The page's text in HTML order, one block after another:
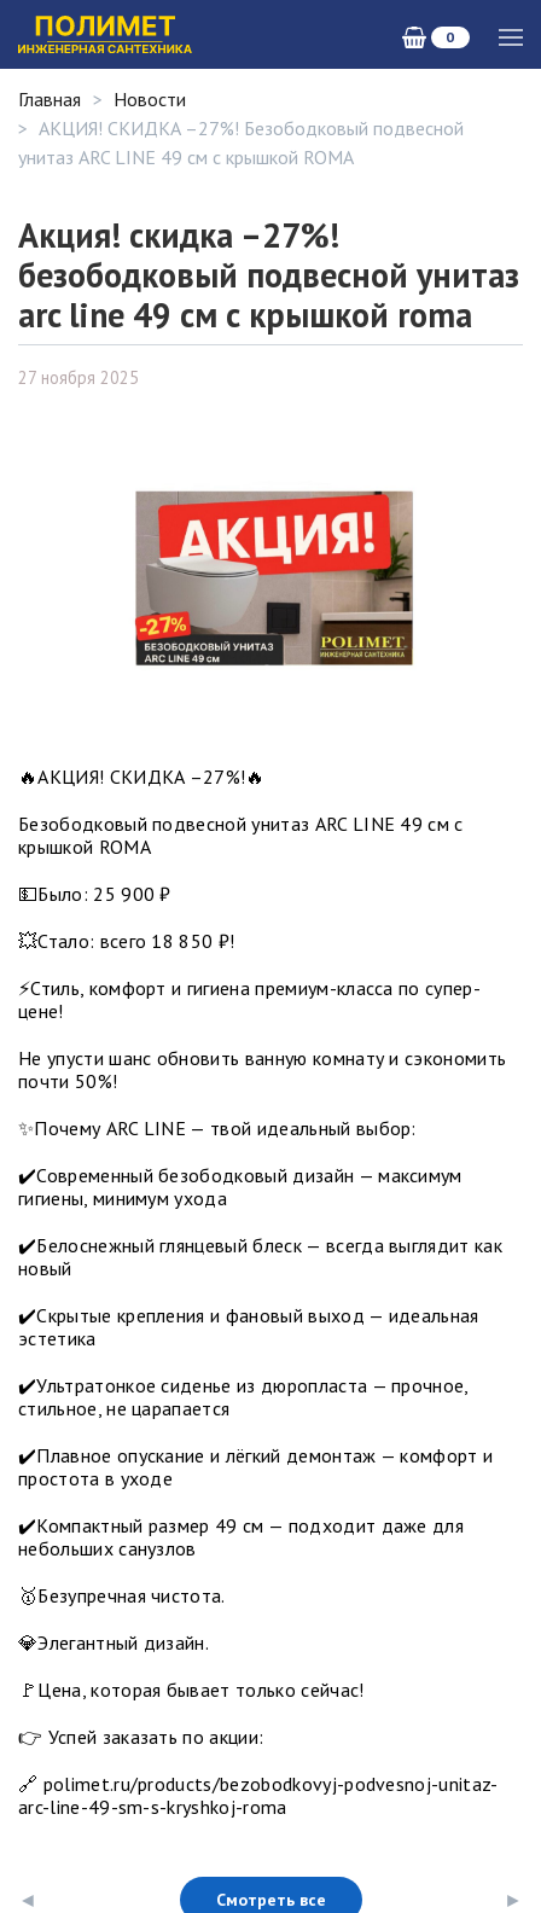
0
Главная
Новости
АКЦИЯ! СКИДКА –27%! Безободковый подвесной
унитаз ARC LINE 49 см с крышкой ROMA
Акция! скидка –27%!
безободковый подвесной унитаз
arc line 49 см с крышкой roma
27 ноября 2025
🔥АКЦИЯ! СКИДКА –27%!🔥
Безободковый подвесной унитаз ARC LINE 49 см с
крышкой ROMA
💵Было: 25 900 ₽
💥Стало: всего 18 850 ₽!
⚡️Стиль, комфорт и гигиена премиум-класса по супер-
цене!
Не упусти шанс обновить ванную комнату и сэкономить
почти 50%!
✨Почему ARC LINE — твой идеальный выбор:
✔️Современный безободковый дизайн — максимум
гигиены, минимум ухода
✔️Белоснежный глянцевый блеск — всегда выглядит как
новый
✔️Скрытые крепления и фановый выход — идеальная
эстетика
✔️Ультратонкое сиденье из дюропласта — прочное,
стильное, не царапается
✔️Плавное опускание и лёгкий демонтаж — комфорт и
простота в уходе
✔️Компактный размер 49 см — подходит даже для
небольших санузлов
🥇Безупречная чистота.
💎Элегантный дизайн.
🚩Цена, которая бывает только сейчас!
👉 Успей заказать по акции:
🔗 polimet.ru/products/bezobodkovyj-podvesnoj-unitaz-
arc-line-49-sm-s-kryshkoj-roma
Смотреть все